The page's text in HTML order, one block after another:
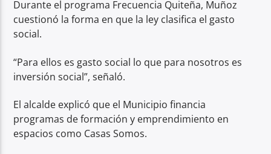
Durante el programa Frecuencia Quiteña, Muñoz
cuestionó la forma en que la ley clasifica el gasto
social.
“Para ellos es gasto social lo que para nosotros es
inversión social”, señaló.
El alcalde explicó que el Municipio financia
programas de formación y emprendimiento en
espacios como Casas Somos.